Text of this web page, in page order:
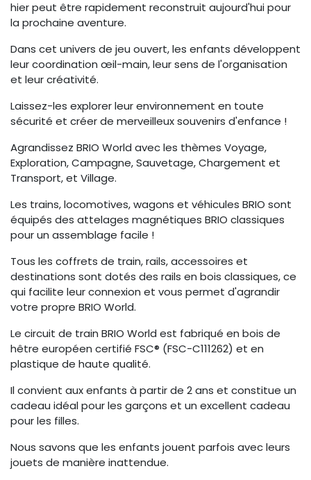
hier peut être rapidement reconstruit aujourd'hui pour
la prochaine aventure.
Dans cet univers de jeu ouvert, les enfants développent
leur coordination œil-main, leur sens de l'organisation
et leur créativité.
Laissez-les explorer leur environnement en toute
sécurité et créer de merveilleux souvenirs d'enfance !
Agrandissez BRIO World avec les thèmes Voyage,
Exploration, Campagne, Sauvetage, Chargement et
Transport, et Village.
Les trains, locomotives, wagons et véhicules BRIO sont
équipés des attelages magnétiques BRIO classiques
pour un assemblage facile !
Tous les coffrets de train, rails, accessoires et
destinations sont dotés des rails en bois classiques, ce
qui facilite leur connexion et vous permet d'agrandir
votre propre BRIO World.
Le circuit de train BRIO World est fabriqué en bois de
hêtre européen certifié FSC® (FSC-C111262) et en
plastique de haute qualité.
Il convient aux enfants à partir de 2 ans et constitue un
cadeau idéal pour les garçons et un excellent cadeau
pour les filles.
Nous savons que les enfants jouent parfois avec leurs
jouets de manière inattendue.